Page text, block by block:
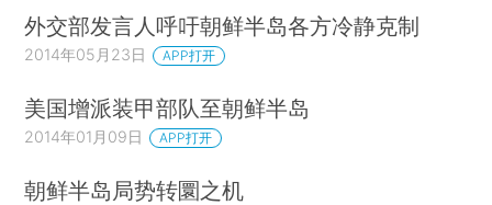
外交部发言人呼吁朝鲜半岛各方冷静克制
2014年05月23日 APP打开
美国增派装甲部队至朝鲜半岛
2014年01月09日 APP打开
朝鲜半岛局势转圜之机